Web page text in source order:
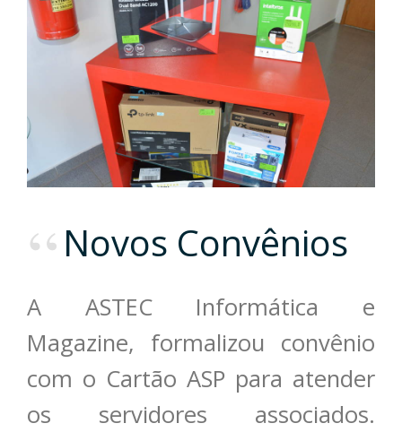
Novos Convênios
A ASTEC Informática e
Magazine, formalizou convênio
com o Cartão ASP para atender
os servidores associados.